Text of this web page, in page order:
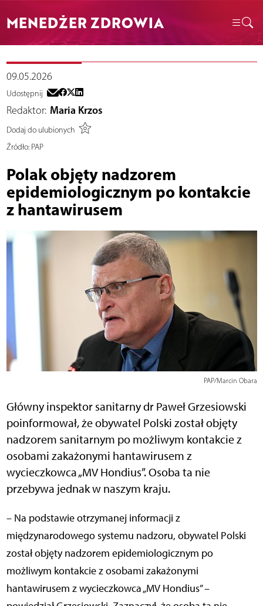
MENEDŻER ZDROWIA
09.05.2026
Udostępnij
Redaktor: Maria Krzos
Dodaj do ulubionych
Źródło:PAP
Polak objęty nadzorem
epidemiologicznym po kontakcie
z hantawirusem
PAP/Marcin Obara
Główny inspektor sanitarny dr Paweł Grzesiowski
poinformował, że obywatel Polski został objęty
nadzorem sanitarnym po możliwym kontakcie z
osobami zakażonymi hantawirusem z
wycieczkowca „MV Hondius”. Osoba ta nie
przebywa jednak w naszym kraju.
– Na podstawie otrzymanej informacji z
międzynarodowego systemu nadzoru, obywatel Polski
został objęty nadzorem epidemiologicznym po
możliwym kontakcie z osobami zakażonymi
hantawirusem z wycieczkowca „MV Hondius” –